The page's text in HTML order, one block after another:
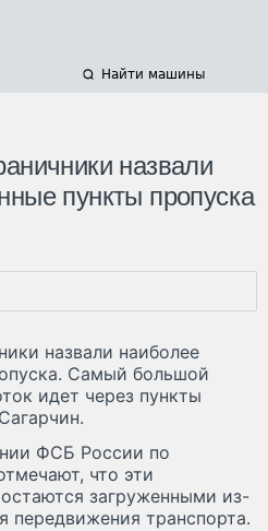
Найти машины
назвали
пункты пропуска
назвали наиболее
Самый большой
идет через пункты
ФСБ России по
что эти
загруженными из-
передвижения транспорта.